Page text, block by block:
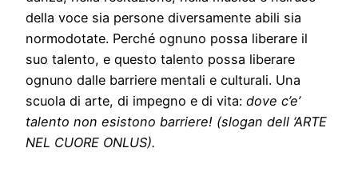
della voce sia persone diversamente abili sia
normodotate. Perché ognuno possa liberare il
suo talento, e questo talento possa liberare
ognuno dalle barriere mentali e culturali. Una
scuola di arte, di impegno e di vita: dove c’e’
talento non esistono barriere! (slogan dell ‘ARTE
NEL CUORE ONLUS).